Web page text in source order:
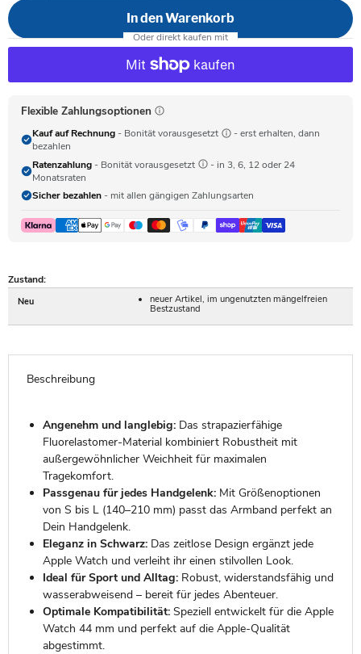
In den Warenkorb
Flexible Zahlungsoptionen
Kauf auf Rechnung - Bonität vorausgesetzt
- erst erhalten, dann
bezahlen
Ratenzahlung - Bonität vorausgesetzt
- in 3, 6, 12 oder 24
Monatsraten
Sicher bezahlen - mit allen gängigen Zahlungsarten
Zustand:
Neu
neuer Artikel, im ungenutzten mängelfreien
Bestzustand
Beschreibung
Angenehm und langlebig:Das strapazierfähige
Fluorelastomer-Material kombiniert Robustheit mit
außergewöhnlicher Weichheit für maximalen
Tragekomfort.
Passgenau für jedes Handgelenk:Mit Größenoptionen
von S bis L (140–210 mm) passt das Armband perfekt an
Dein Handgelenk.
Eleganz in Schwarz:Das zeitlose Design ergänzt jede
Apple Watch und verleiht ihr einen stilvollen Look.
Ideal für Sport und Alltag:Robust, widerstandsfähig und
wasserabweisend – bereit für jedes Abenteuer.
Optimale Kompatibilität:Speziell entwickelt für die Apple
Watch 44 mm und perfekt auf die Apple-Qualität
abgestimmt.